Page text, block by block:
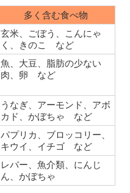
多く含む食べ物
玄米、ごぼう、こんにゃ
く、きのこ など
魚、大豆、脂肪の少ない
肉、卵 など
うなぎ、アーモンド、アボ
カド、かぼちゃ など
パプリカ、ブロッコリー、
キウイ、イチゴ など
レバー、魚介類、にんじ
ん、かぼちゃ